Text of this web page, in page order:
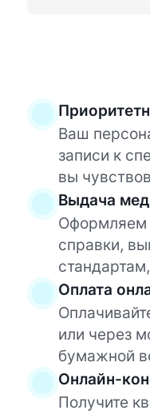
Ваш
записи к
вы
Выдача
Оформляем
справки,
Оплата
или через
бумажной
Онлайн-
Получите